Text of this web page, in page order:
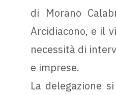
di Morano
Arcidiacono, e il
necessità di
e imprese.
La delegazione